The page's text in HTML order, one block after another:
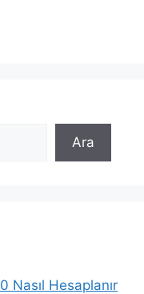
Ara
Nasıl Hesaplanır